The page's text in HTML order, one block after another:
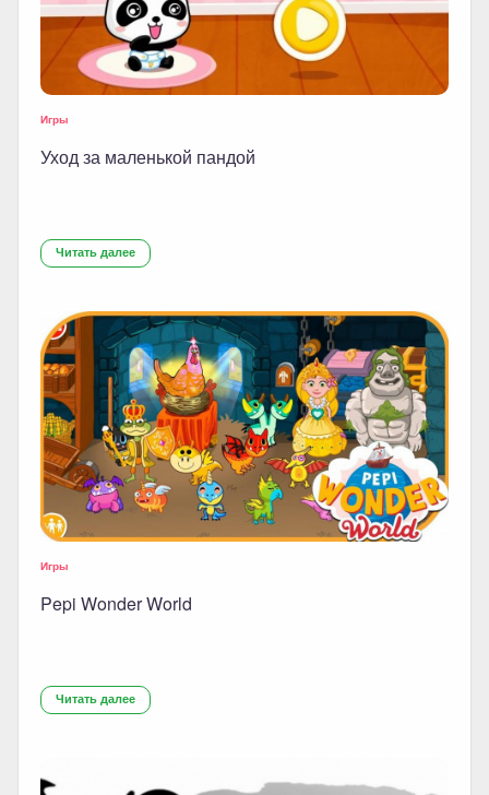
Игры
Уход за маленькой пандой
Читать далее
Игры
Pepi Wonder World
Читать далее